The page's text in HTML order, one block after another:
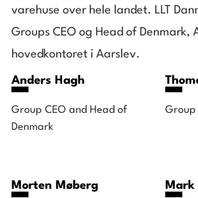
varehuse over hele landet. LLT
Groups CEO og Head of Denmark,
hovedkontoret i Aarslev.
Anders Hagh
Group CEO and Head of
Denmark
Group
Morten Møberg Mark